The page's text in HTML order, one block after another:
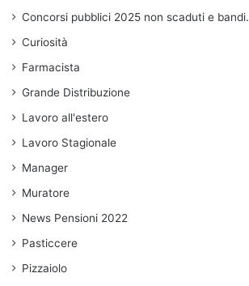
Concorsi pubblici 2025 non scaduti e bandi.
Curiosità
Farmacista
Grande Distribuzione
Lavoro all'estero
Lavoro Stagionale
Manager
Muratore
News Pensioni 2022
Pasticcere
Pizzaiolo